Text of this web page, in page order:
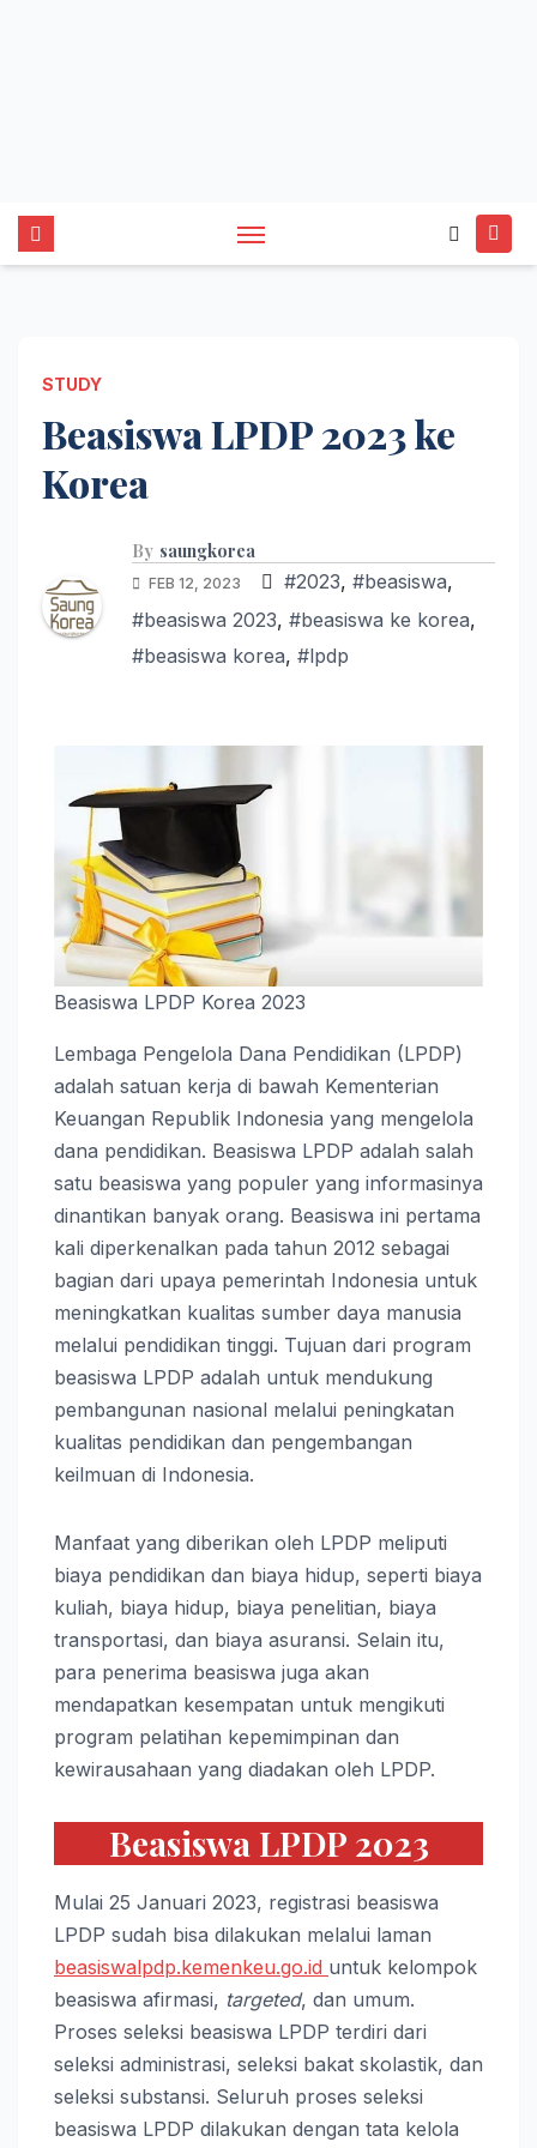
STUDY
Beasiswa LPDP 2023 ke
Korea
By saungkorea
FEB 12, 2023 #2023, #beasiswa,
#beasiswa 2023, #beasiswa ke korea,
#beasiswa korea, #lpdp
Beasiswa LPDP Korea 2023
Lembaga Pengelola Dana Pendidikan (LPDP)
adalah satuan kerja di bawah Kementerian
Keuangan Republik Indonesia yang mengelola
dana pendidikan. Beasiswa LPDP adalah salah
satu beasiswa yang populer yang informasinya
dinantikan banyak orang. Beasiswa ini pertama
kali diperkenalkan pada tahun 2012 sebagai
bagian dari upaya pemerintah Indonesia untuk
meningkatkan kualitas sumber daya manusia
melalui pendidikan tinggi. Tujuan dari program
beasiswa LPDP adalah untuk mendukung
pembangunan nasional melalui peningkatan
kualitas pendidikan dan pengembangan
keilmuan di Indonesia.
Manfaat yang diberikan oleh LPDP meliputi
biaya pendidikan dan biaya hidup, seperti biaya
kuliah, biaya hidup, biaya penelitian, biaya
transportasi, dan biaya asuransi. Selain itu,
para penerima beasiswa juga akan
mendapatkan kesempatan untuk mengikuti
program pelatihan kepemimpinan dan
kewirausahaan yang diadakan oleh LPDP.
Beasiswa LPDP 2023
Mulai 25 Januari 2023, registrasi beasiswa
LPDP sudah bisa dilakukan melalui laman
beasiswalpdp.kemenkeu.go.id untuk kelompok
beasiswa afirmasi, targeted, dan umum.
Proses seleksi beasiswa LPDP terdiri dari
seleksi administrasi, seleksi bakat skolastik, dan
seleksi substansi. Seluruh proses seleksi
beasiswa LPDP dilakukan dengan tata kelola